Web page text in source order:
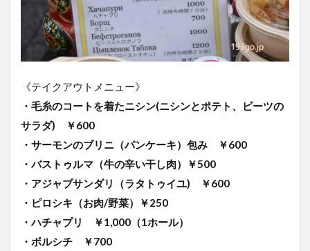
《テイクアウトメニュー》
・毛糸のコートを着たニシン(ニシンとポテト、ビーツの
サラダ) ￥600
・サーモンのブリニ（パンケーキ）包み ￥600
・バストゥルマ（牛の辛い干し肉）￥500
・アジャブサンダリ（ラタトゥイユ) ￥600
・ピロシキ（お肉/野菜）￥250
・ハチャプリ ￥1,000（1ホール）
・ボルシチ ￥700